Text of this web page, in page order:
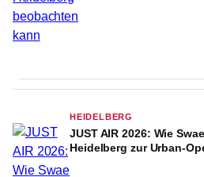
HEIDELBERG
JUST AIR 2026: Wie
Heidelberg zur Urban-